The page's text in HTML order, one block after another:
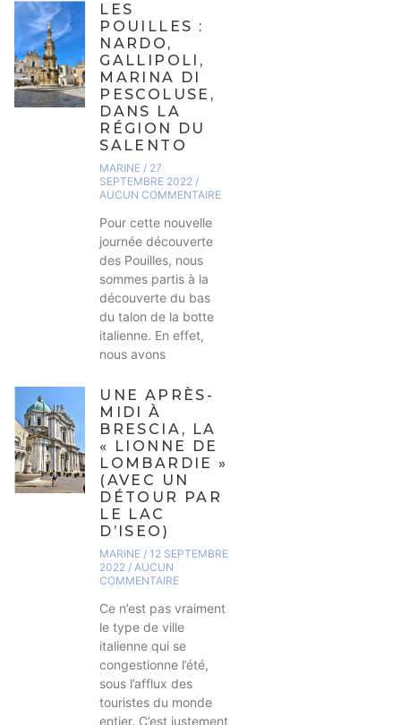
LES
POUILLES :
NARDO,
GALLIPOLI,
MARINA DI
PESCOLUSE,
DANS LA
RÉGION DU
SALENTO
MARINE 27
SEPTEMBRE 2022
AUCUN COMMENTAIRE
Pour cette nouvelle
journée découverte
des Pouilles, nous
sommes partis à la
découverte du bas
du talon de la botte
italienne. En effet,
nous avons
UNE APRÈS-
MIDI À
BRESCIA, LA
« LIONNE DE
LOMBARDIE »
(AVEC UN
DÉTOUR PAR
LE LAC
D’ISEO)
MARINE 12 SEPTEMBRE
2022 AUCUN
COMMENTAIRE
Ce n’est pas vraiment
le type de ville
italienne qui se
congestionne l’été,
sous l’afflux des
touristes du monde
entier. C’est justement